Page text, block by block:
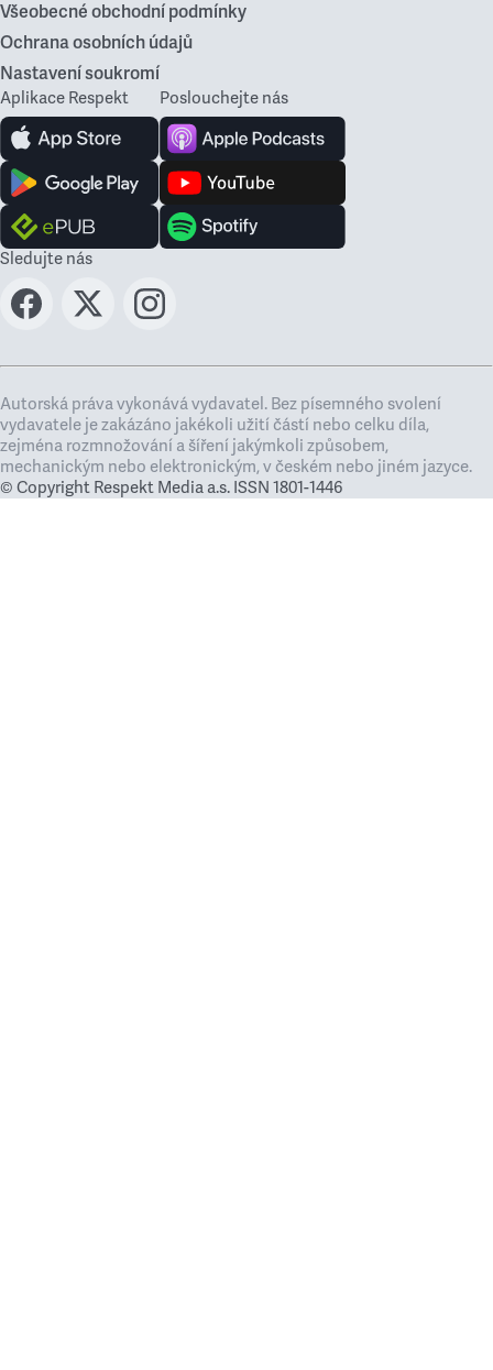
Všeobecné obchodní podmínky
Ochrana osobních údajů
Nastavení soukromí
Aplikace Respekt Poslouchejte nás
Sledujte nás
Autorská práva vykonává vydavatel. Bez písemného svolení
vydavatele je zakázáno jakékoli užití částí nebo celku díla,
zejména rozmnožování a šíření jakýmkoli způsobem,
mechanickým nebo elektronickým, v českém nebo jiném jazyce.
© Copyright Respekt Media a.s. ISSN 1801-1446